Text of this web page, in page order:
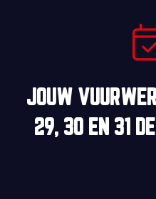
JOUW
29, 30EN 31